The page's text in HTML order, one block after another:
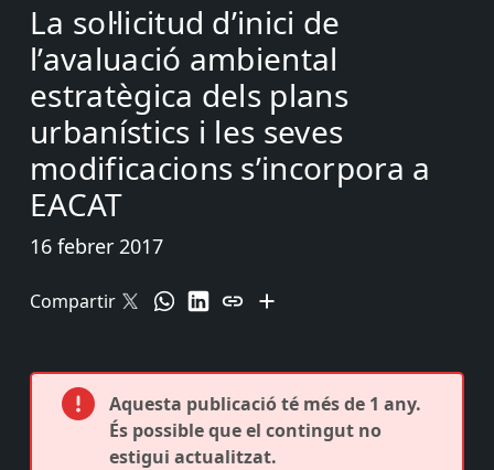
La sol·licitud d’inici de
l’avaluació ambiental
estratègica dels plans
urbanístics i les seves
modificacions s’incorpora a
EACAT
16 febrer 2017
Compartir
Aquesta publicació té més de 1 any.
És possible que el contingut no
estigui actualitzat.